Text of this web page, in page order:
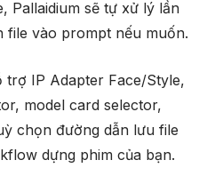
Pallaidium sẽ tự xử lý lần
file vào prompt nếu muốn.
IP Adapter Face/Style,
model card selector,
chọn đường dẫn lưu file
dựng phim của bạn.